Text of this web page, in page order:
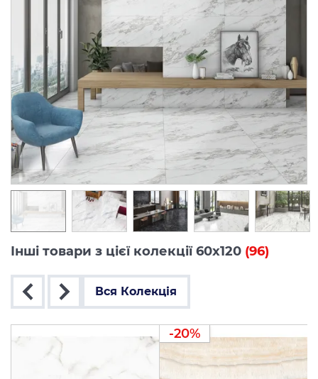
Інші товари з цієї колекції 60x120 (96)
Вся Колекція
-20%